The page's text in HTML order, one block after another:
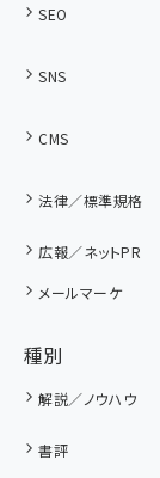
SEO
SNS
CMS
法律／標準規格
広報／ネットPR
メールマーケ
種別
解説／ノウハウ
書評